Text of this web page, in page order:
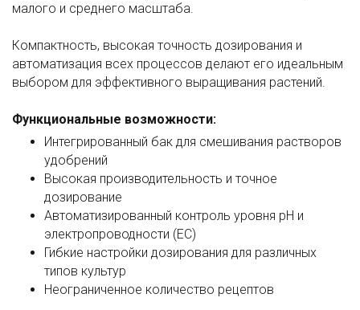
малого и среднего масштаба.
Компактность, высокая точность дозирования и
автоматизация всех процессов делают его идеальным
выбором для эффективного выращивания растений.
Функциональные возможности:
Интегрированный бак для смешивания растворов
удобрений
Высокая производительность и точное
дозирование
Автоматизированный контроль уровня pH и
электропроводности (EC)
Гибкие настройки дозирования для различных
типов культур
Неограниченное количество рецептов